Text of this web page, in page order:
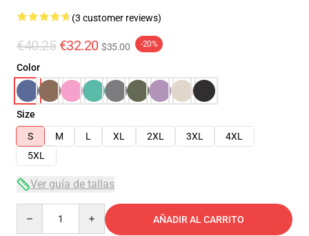
(3 customer reviews)
€40.25 €32.20 $35.00 -20%
Color
Size
S
M L XL 2XL 3XL
4XL
5XL
Ver guía de tallas
AÑADIR AL CARRITO